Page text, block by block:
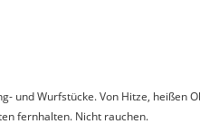
und Wurfstücke. Von Hitze, heißen
fernhalten. Nicht rauchen.